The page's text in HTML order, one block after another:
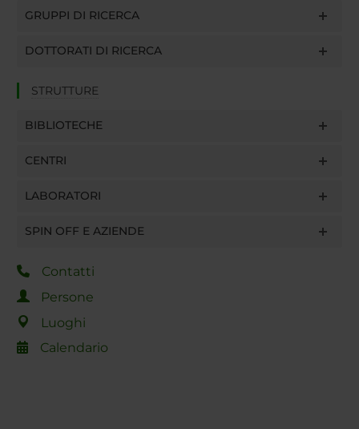
GRUPPI DI RICERCA
DOTTORATI DI RICERCA
STRUTTURE
BIBLIOTECHE
CENTRI
LABORATORI
SPIN OFF E AZIENDE
Contatti
Persone
Luoghi
Calendario